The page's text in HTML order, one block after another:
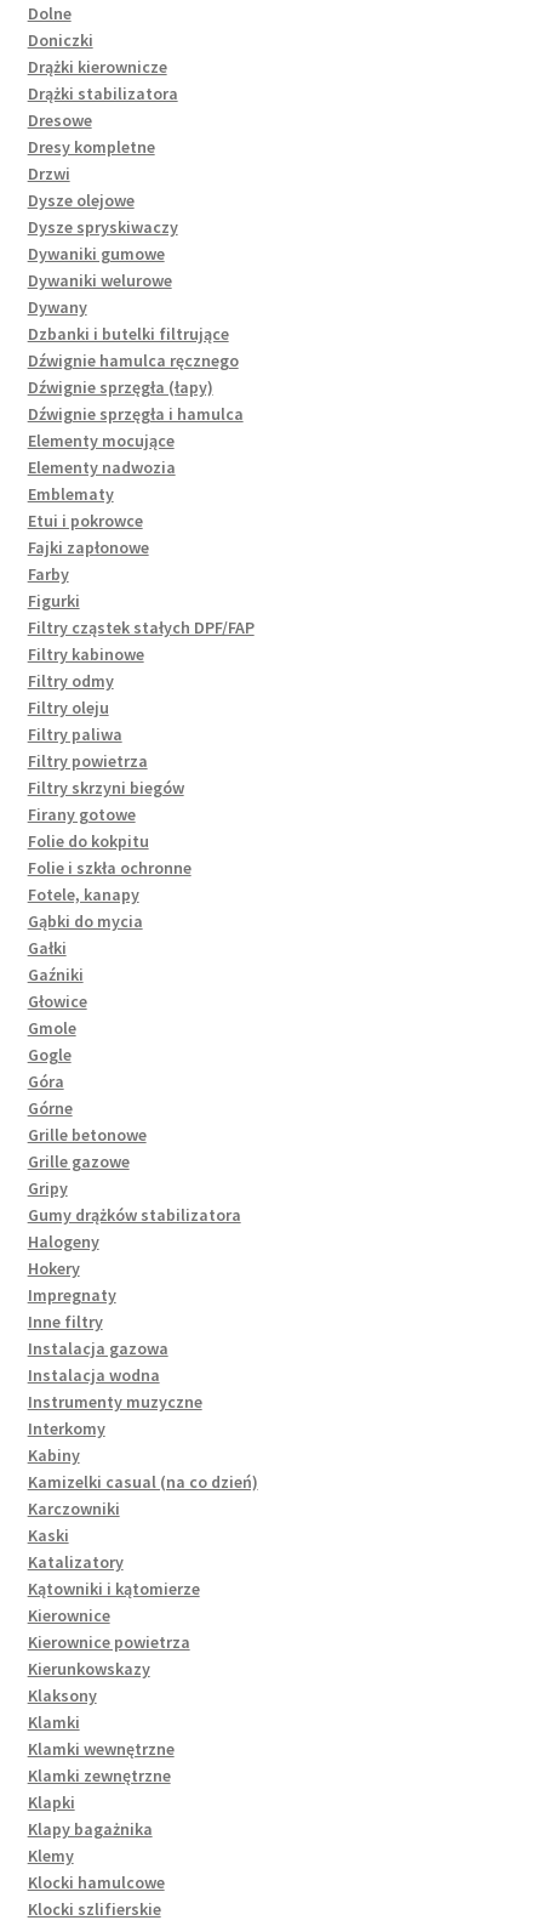
Dolne
Doniczki
Drążki kierownicze
Drążki stabilizatora
Dresowe
Dresy kompletne
Drzwi
Dysze olejowe
Dysze spryskiwaczy
Dywaniki gumowe
Dywaniki welurowe
Dywany
Dzbanki i butelki filtrujące
Dźwignie hamulca ręcznego
Dźwignie sprzęgła (łapy)
Dźwignie sprzęgła i hamulca
Elementy mocujące
Elementy nadwozia
Emblematy
Etui i pokrowce
Fajki zapłonowe
Farby
Figurki
Filtry cząstek stałych DPF/FAP
Filtry kabinowe
Filtry odmy
Filtry oleju
Filtry paliwa
Filtry powietrza
Filtry skrzyni biegów
Firany gotowe
Folie do kokpitu
Folie i szkła ochronne
Fotele, kanapy
Gąbki do mycia
Gałki
Gaźniki
Głowice
Gmole
Gogle
Góra
Górne
Grille betonowe
Grille gazowe
Gripy
Gumy drążków stabilizatora
Halogeny
Hokery
Impregnaty
Inne filtry
Instalacja gazowa
Instalacja wodna
Instrumenty muzyczne
Interkomy
Kabiny
Kamizelki casual (na co dzień)
Karczowniki
Kaski
Katalizatory
Kątowniki i kątomierze
Kierownice
Kierownice powietrza
Kierunkowskazy
Klaksony
Klamki
Klamki wewnętrzne
Klamki zewnętrzne
Klapki
Klapy bagażnika
Klemy
Klocki hamulcowe
Klocki szlifierskie